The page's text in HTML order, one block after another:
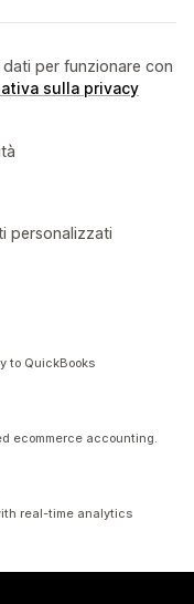
per funzionare con
sulla privacy
personalizzati
to QuickBooks
ecommerce accounting.
real-time analytics